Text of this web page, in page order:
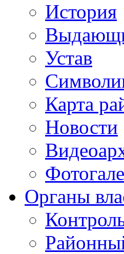
История
Устав
Карта
Новости
Органы